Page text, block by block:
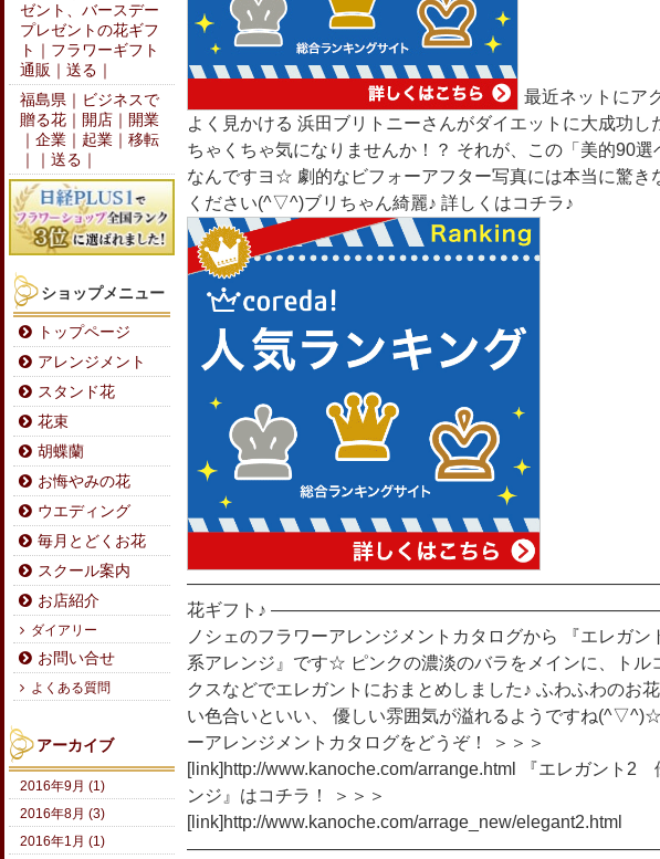
最近ネットにア
よく見かける 浜田ブリトニーさんがダイエットに大成功し
ちゃくちゃ気になりませんか！？ それが、この「美的90選
なんですヨ☆ 劇的なビフォーアフター写真には本当に驚き
ください(^▽^)ブリちゃん綺麗♪ 詳しくはコチラ♪
―――――――――――――――――――――――――――――
花ギフト♪
ノシェのフラワーアレンジメントカタログから 『エレガ
系アレンジ』です☆ ピンクの濃淡のバラをメインに、トル
クスなどでエレガントにおまとめしました♪ ふわふわのお
い色合いといい、 優しい雰囲気が溢れるようですね
ーアレンジメントカタログをどうぞ！ ＞＞＞
[link]http://www.kanoche.com/arrange.html 『エレガント2
ンジ』はコチラ！ ＞＞＞
[link]http://www.kanoche.com/arrage_new/elegant2.html
―――――――――――――――――――――――――――――
ゼント、バースデー
プレゼントの花ギフ
ト｜フラワーギフト
通販｜送る｜
福島県｜ビジネスで
贈る花｜開店｜開業
｜企業｜起業｜移転
｜｜送る｜
ショップメニュー
トップページ
アレンジメント
スタンド花
花束
胡蝶蘭
お悔やみの花
ウエディング
毎月とどくお花
スクール案内
お店紹介
ダイアリー
お問い合せ
よくある質問
アーカイブ
2016年9月 (1)
2016年8月 (3)
2016年1月 (1)